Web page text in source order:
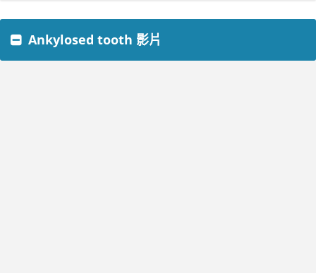
Ankylosed tooth 影片